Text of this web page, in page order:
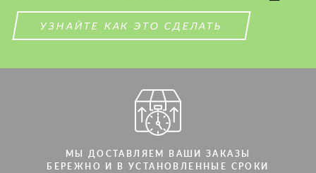
УЗНАЙТЕ КАК ЭТО СДЕЛАТЬ
МЫ ДОСТАВЛЯЕМ ВАШИ ЗАКАЗЫ
БЕРЕЖНО И В УСТАНОВЛЕННЫЕ СРОКИ
Мы говорим на вашем языке
Мы говорим на вашем языке